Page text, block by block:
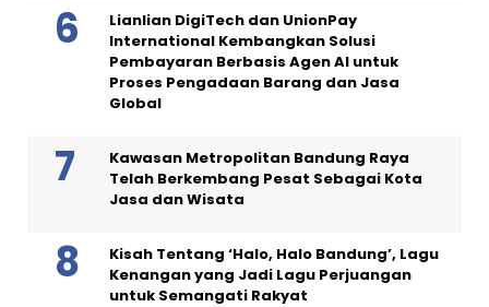
Lianlian DigiTech dan UnionPay
International Kembangkan Solusi
Pembayaran Berbasis Agen AI untuk
Proses Pengadaan Barang dan Jasa
Global
Kawasan Metropolitan Bandung Raya
Telah Berkembang Pesat Sebagai Kota
Jasa dan Wisata
Kisah Tentang ‘Halo, Halo Bandung’, Lagu
Kenangan yang Jadi Lagu Perjuangan
untuk Semangati Rakyat